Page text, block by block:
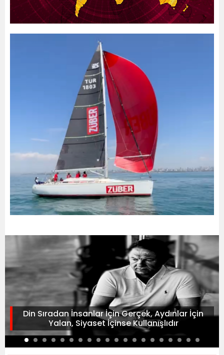
Din Sıradan İnsanlar İçin Gerçek, Aydınlar İçin
Yalan, Siyaset İçinse Kullanışlıdır